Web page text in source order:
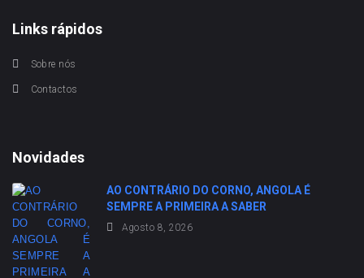
Links rápidos
Sobre nós
Contactos
Novidades
AO CONTRÁRIO DO CORNO, ANGOLA É
SEMPRE A PRIMEIRA A SABER
Agosto 8, 2026